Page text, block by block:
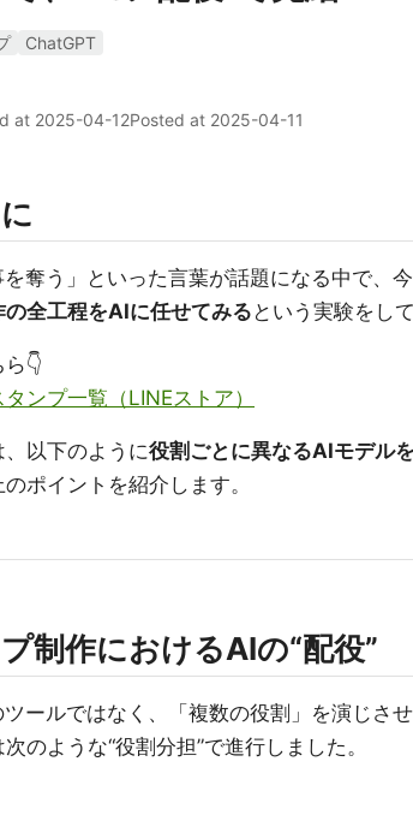
ChatGPT
at 2025-04-12Posted at 2025-04-11
を奪う」といった言葉が話題になる中で、
の全工程をAIに任せてみる という実験をし
👇
ンプ一覧（LINEストア）
以下のように役割ごとに異なるAIモデル
ポイントを紹介します。
制作におけるAIの“配役”
ールではなく、「複数の役割」を演じさ
のような“役割分担”で進行しました。